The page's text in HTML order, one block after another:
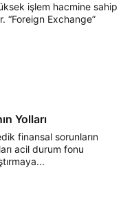
işlem hacmine sahip
“Foreign Exchange”
Yolları
finansal sorunların
acil durum fonu